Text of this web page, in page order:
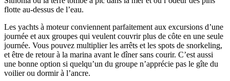
flotte au-dessus de l’eau.
Les yachts à moteur conviennent parfaitement aux excursions d’une
journée et aux groupes qui veulent couvrir plus de côte en une seule
journée. Vous pouvez multiplier les arrêts et les spots de snorkeling,
et être de retour à la marina avant le dîner sans courir. C’est aussi
une bonne option si quelqu’un du groupe n’apprécie pas le gîte du
voilier ou dormir à l’ancre.